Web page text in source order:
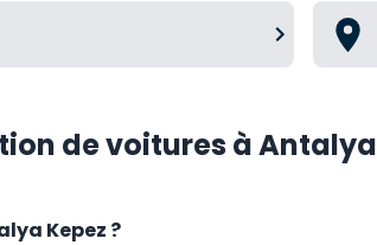
de voitures à Antalya
Kepez ?